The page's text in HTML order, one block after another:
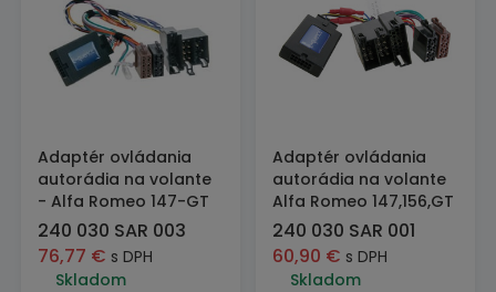
Adaptér ovládania
autorádia na volante
- Alfa Romeo 147-GT
240 030 SAR 003
76,77 € s DPH
Skladom
Adaptér ovládania
autorádia na volante
Alfa Romeo 147,156,GT
240 030 SAR 001
60,90 € s DPH
Skladom